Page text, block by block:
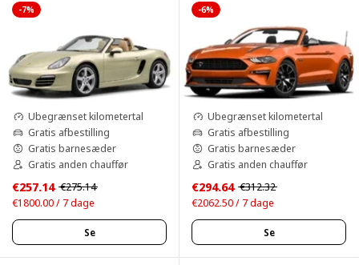
-7%
Ubegrænset kilometertal
Gratis afbestilling
Gratis barnesæder
Gratis anden chauffør
€257.14 €275.14
€1800.00 / 7 dage
Se
-6%
Ubegrænset kilometertal
Gratis afbestilling
Gratis barnesæder
Gratis anden chauffør
€294.64 €312.32
€2062.50 / 7 dage
Se